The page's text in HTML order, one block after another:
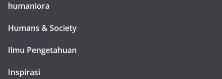
humaniora
Humans & Society
Ilmu Pengetahuan
Inspirasi